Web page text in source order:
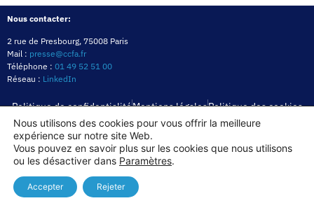
Nous contacter:
2 rue de Presbourg, 75008 Paris
Mail : presse@ccfa.fr
Téléphone : 01 49 52 51 00
Réseau : LinkedIn
Politique de confidentialitéMentions légalesPolitique des cookies
Copyright© 2026
Nous utilisons des cookies pour vous offrir la meilleure
expérience sur notre site Web.
Vous pouvez en savoir plus sur les cookies que nous utilisons
ou les désactiver dans Paramètres.
Accepter Rejeter